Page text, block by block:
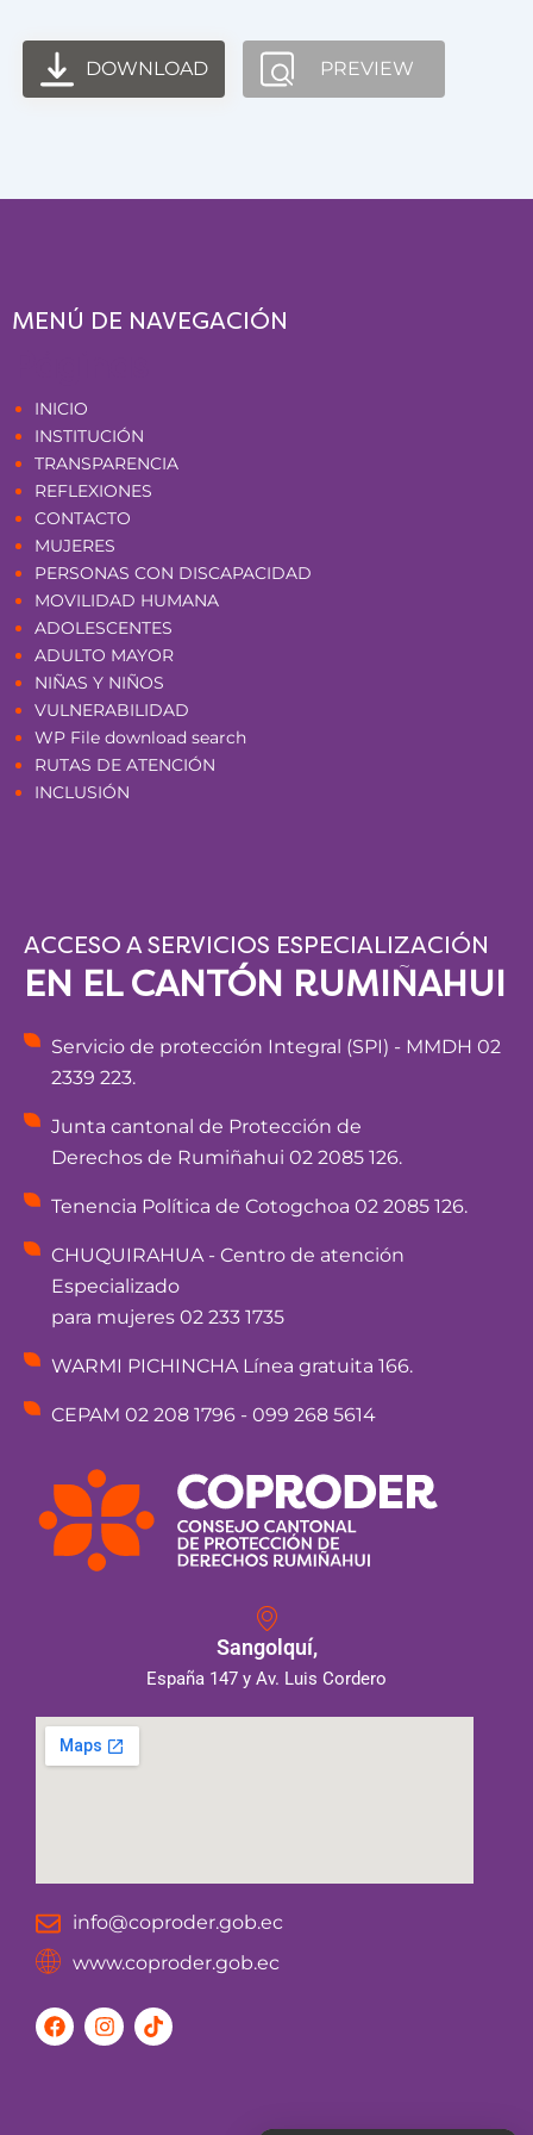
DOWNLOAD PREVIEW
MENÚ DE NAVEGACIÓN
INICIO
INSTITUCIÓN
TRANSPARENCIA
REFLEXIONES
CONTACTO
MUJERES
PERSONAS CON DISCAPACIDAD
MOVILIDAD HUMANA
ADOLESCENTES
ADULTO MAYOR
NIÑAS Y NIÑOS
VULNERABILIDAD
WP File download search
RUTAS DE ATENCIÓN
INCLUSIÓN
ACCESO A SERVICIOS ESPECIALIZACIÓN
EN EL CANTÓN RUMIÑAHUI
Servicio de protección Integral (SPI) - MMDH 02
2339 223.
Junta cantonal de Protección de
Derechos de Rumiñahui 02 2085 126.
Tenencia Política de Cotogchoa 02 2085 126.
CHUQUIRAHUA - Centro de atención
Especializado
para mujeres 02 233 1735
WARMI PICHINCHA Línea gratuita 166.
CEPAM 02 208 1796 - 099 268 5614
Sangolquí,
España 147 y Av. Luis Cordero
info@coproder.gob.ec
www.coproder.gob.ec
F
a
I
n
T
i